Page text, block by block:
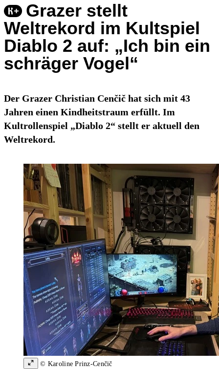
Grazer stellt
Weltrekord im Kultspiel
Diablo 2 auf: „Ich bin ein
schräger Vogel“
Der Grazer Christian Cenčič hat sich mit 43
Jahren einen Kindheitstraum erfüllt. Im
Kultrollenspiel „Diablo 2“ stellt er aktuell den
Weltrekord.
© Karoline Prinz-Cenčič